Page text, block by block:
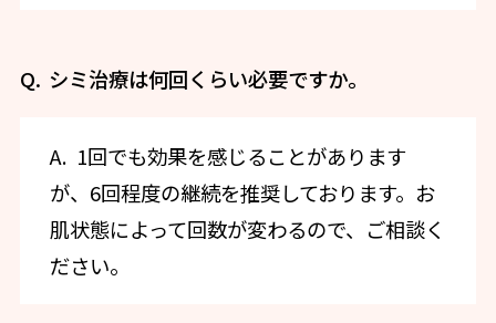
シミ治療は何回くらい必要ですか。
1回でも効果を感じることがあります
が、6回程度の継続を推奨しております。お
肌状態によって回数が変わるので、ご相談く
ださい。